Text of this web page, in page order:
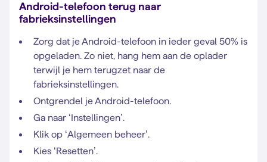
Android-telefoon terug naar
fabrieksinstellingen
Zorg dat je Android-telefoon in ieder geval 50% is
opgeladen. Zo niet, hang hem aan de oplader
terwijl je hem terugzet naar de
fabrieksinstellingen.
Ontgrendel je Android-telefoon.
Ga naar ‘Instellingen’.
Klik op ‘Algemeen beheer’.
Kies ‘Resetten’.